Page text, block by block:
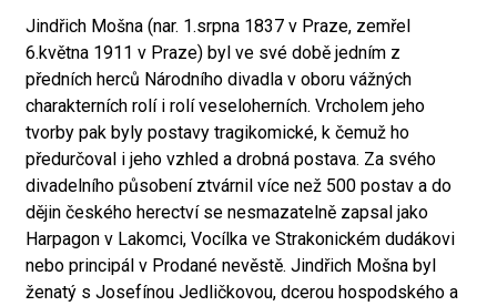
Jindřich Mošna (nar. 1.srpna 1837 v Praze, zemřel
6.května 1911 v Praze) byl ve své době jedním z
předních herců Národního divadla v oboru vážných
charakterních rolí i rolí veseloherních. Vrcholem jeho
tvorby pak byly postavy tragikomické, k čemuž ho
předurčoval i jeho vzhled a drobná postava. Za svého
divadelního působení ztvárnil více než 500 postav a do
dějin českého herectví se nesmazatelně zapsal jako
Harpagon v Lakomci, Vocílka ve Strakonickém dudákovi
nebo principál v Prodané nevěstě. Jindřich Mošna byl
ženatý s Josefínou Jedličkovou, dcerou hospodského a